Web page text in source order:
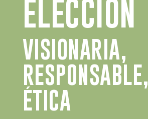
ELECCIÓN
VISIONARIA,
RESPONSABLE,
ÉTICA